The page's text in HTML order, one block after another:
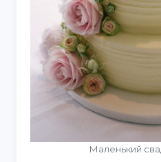
Маленький